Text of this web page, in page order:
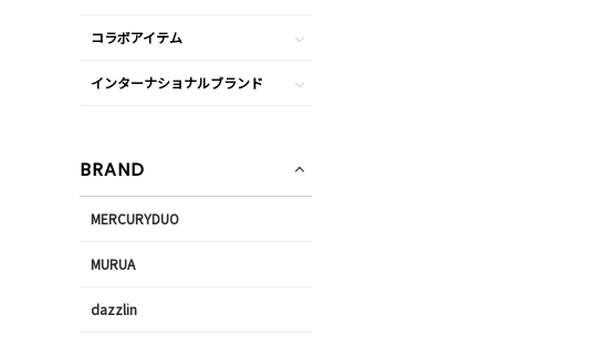
コラボアイテム
インターナショナルブランド
BRAND
MERCURYDUO
MURUA
dazzlin